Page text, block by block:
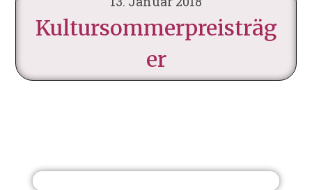
Kultursommerpreisträg
er